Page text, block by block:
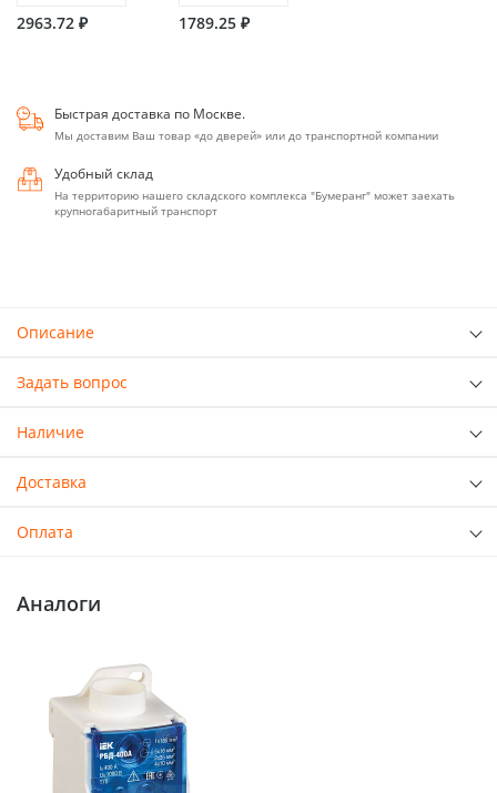
2963.72 ₽ 1789.25 ₽
Быстрая доставка по Москве.
Мы доставим Ваш товар «до дверей» или до транспортной компании
Удобный склад
На территорию нашего складского комплекса "Бумеранг" может заехать
крупногабаритный транспорт
Описание
Задать вопрос
Наличие
Доставка
Оплата
Аналоги